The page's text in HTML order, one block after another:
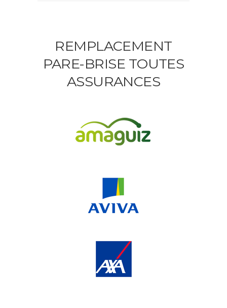
REMPLACEMENT
PARE-BRISE TOUTES
ASSURANCES